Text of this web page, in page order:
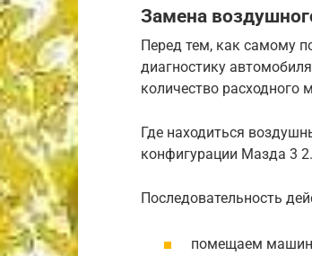
Замена
Перед тем, как самому
диагностику
количество расходного
Где находиться
конфигурации Мазда 3
Последовательность
помещаем